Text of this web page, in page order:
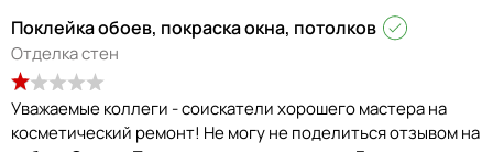
Поклейка обоев, покраска окна, потолков
Отделка стен
Уважаемые коллеги - соискатели хорошего мастера на
косметический ремонт! Не могу не поделиться отзывом на